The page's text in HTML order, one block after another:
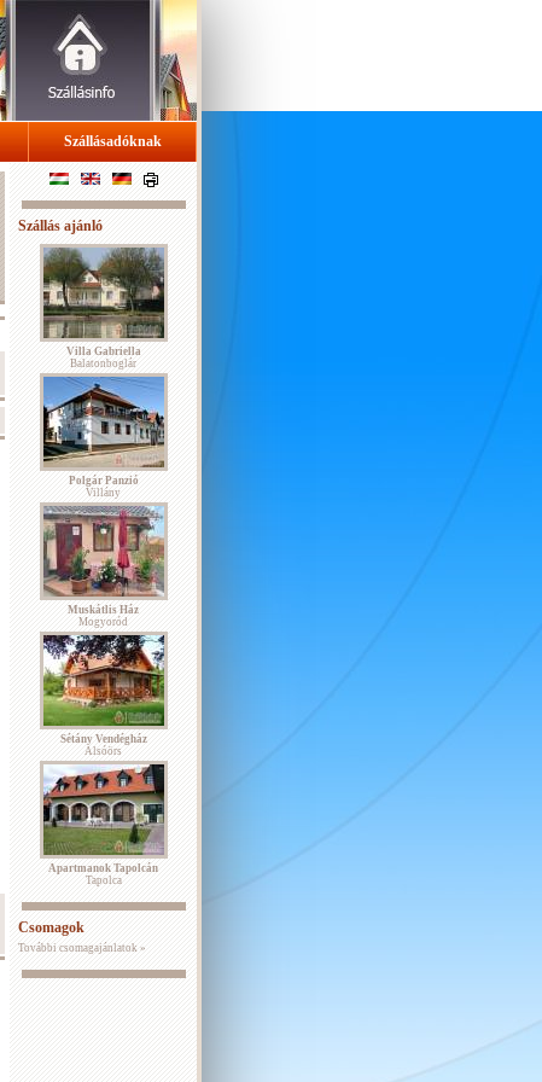
Szállásadóknak
Szállás ajánló
Villa Gabriella
Balatonboglár
Polgár Panzió
Villány
Muskátlis Ház
Mogyoród
Sétány Vendégház
Alsóörs
Apartmanok Tapolcán
Tapolca
Csomagok
További csomagajánlatok »